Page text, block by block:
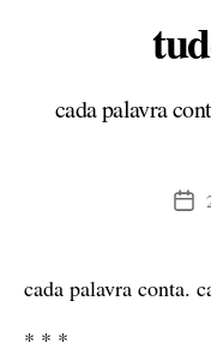
cada palavra
cada palavra conta.
* * *